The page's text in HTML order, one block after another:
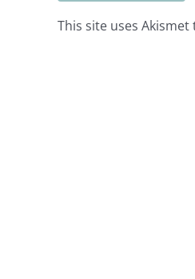
This site uses